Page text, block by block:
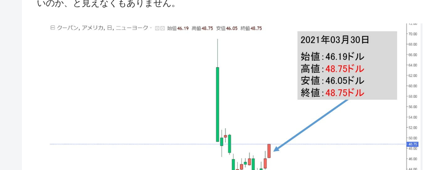
『Money1』 中国だけが鉄鋼輸出を異常増加させる ⇒ 中国の過剰生産が世界を蝕む。
『Money1』 韓国製造業「半導体絶好調」のウラで他業種は全般的「不調」⇒ PSIが示す現況は決して良くない。
【米韓激突案件】韓国消費者院が『クーパン』1人当たり賠償10万ウォンを認定 ⇒ 総額3兆7,000億
韓国型イージス搭載の次世代駆逐艦「KDDX」1番艦、2032年竣工と公示
【対日本円】ウォン安が急進！ 日米の協調に韓国がいっちょがみしたのでは。
韓国政府『BYD』車への補助金を全廃 ⇒ 実は韓国で『BYD』車は売れている。6カ月で対前年同期比
『Money1』
在韓米国大使スティールが着韓！⇒ さっそく空港に詰めかけ「出て行け！」「極右勢力」のプラカー
いのか、と見えなくもありません。